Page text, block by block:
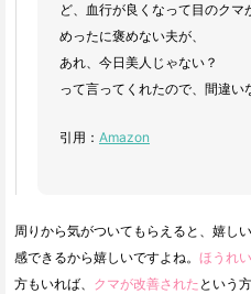
ど、血行が良くなって目のクマ
めったに褒めない夫が、
あれ、今日美人じゃない？
って言ってくれたので、間違い
引用： Amazon
周りから気がついてもらえると、嬉し
感できるから嬉しいですよね。 ほうれ
方もいれば、 クマが改善された という方